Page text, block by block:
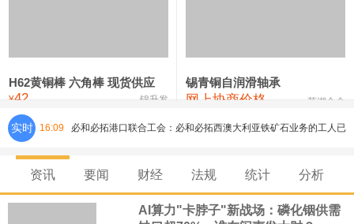
氯化镍 38,300—40,300 39,300 0
H62黄铜棒 六角棒 现货供应
¥42 锦升发
锡青铜自润滑轴承
网上协商价格 芜湖合金
实时 16:09 必和必拓港口联合工会：必和必拓西澳大利亚铁矿石业务的工人已
通知，将于8月9日实施24小时停工。
8月7日，宇树科技董事长王兴兴网上路演时表示，报告期内，公司
资讯 要闻 财经 法规 统计 分析
AI算力"卡脖子"新战场：磷化铟供需